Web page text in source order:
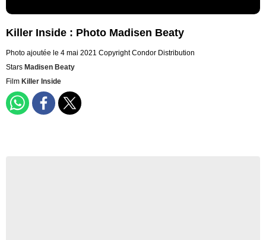
Killer Inside : Photo Madisen Beaty
Photo ajoutée le 4 mai 2021 Copyright Condor Distribution
Stars Madisen Beaty
Film Killer Inside